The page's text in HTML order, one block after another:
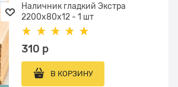
Наличник гладкий Экстра
2200x80x12 - 1 шт
310 р
В КОРЗИНУ